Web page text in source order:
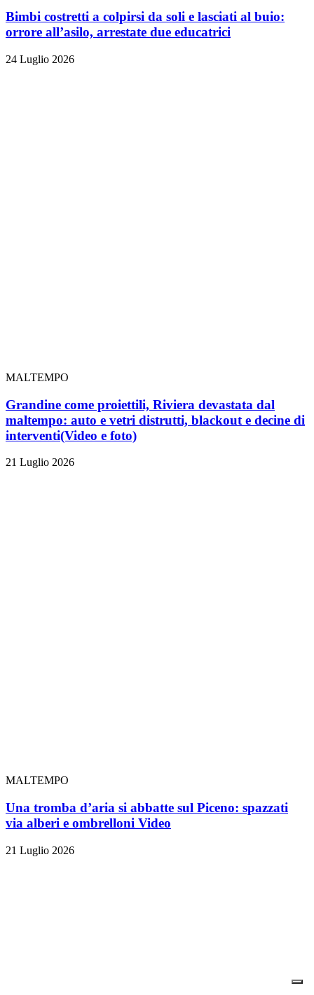
Bimbi costretti a colpirsi da soli e lasciati al buio:
orrore all’asilo, arrestate due educatrici
24 Luglio 2026
MALTEMPO
Grandine come proiettili, Riviera devastata dal
maltempo: auto e vetri distrutti, blackout e decine di
interventi(Video e foto)
21 Luglio 2026
MALTEMPO
Una tromba d’aria si abbatte sul Piceno: spazzati
via alberi e ombrelloni Video
21 Luglio 2026